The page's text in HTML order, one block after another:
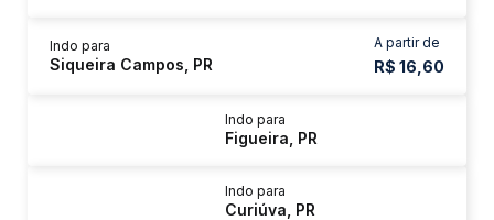
A partir de
R$ 16,60
Indo para
Siqueira Campos, PR
Indo para
Figueira, PR
Indo para
Curiúva, PR